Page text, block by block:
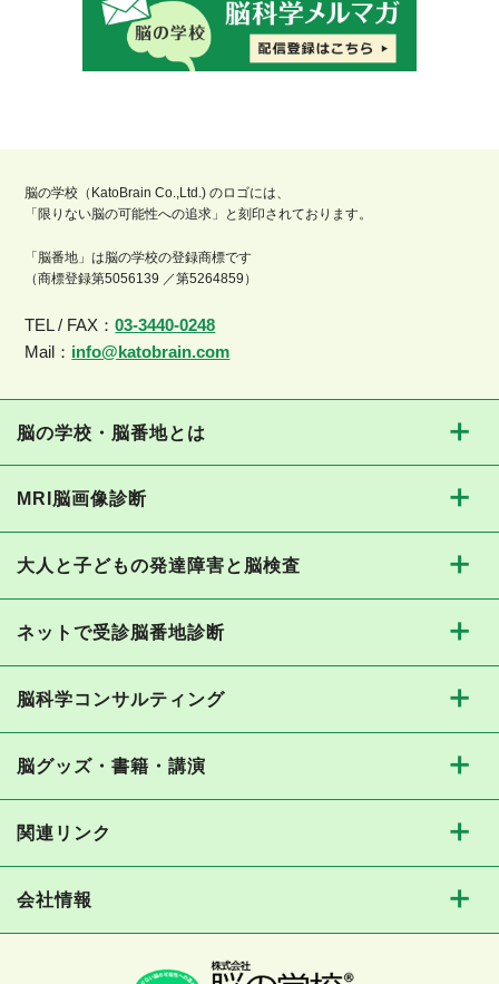
脳の学校（KatoBrain Co.,Ltd.) のロゴには、
「限りない脳の可能性への追求」と刻印されております。
「脳番地」は脳の学校の登録商標です
（商標登録第5056139 ／第5264859）
TEL / FAX：03-3440-0248
Mail： info@katobrain.com
脳の学校・脳番地とは
MRI脳画像診断
大人と子どもの発達障害と脳検査
ネットで受診脳番地診断
脳科学コンサルティング
脳グッズ・書籍・講演
関連リンク
会社情報